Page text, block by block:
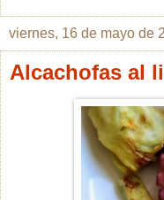
viernes, 16 de mayo de
Alcachofas al